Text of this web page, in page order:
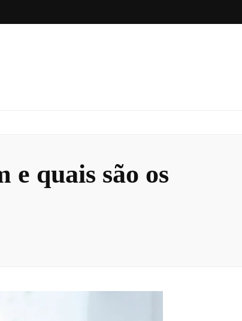
quais são os